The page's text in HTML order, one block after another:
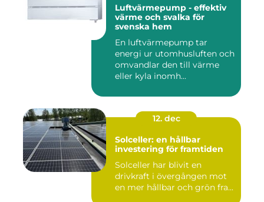
Luftvärmepump - effektiv
värme och svalka för
svenska hem
En luftvärmepump tar
energi ur utomhusluften och
omvandlar den till värme
eller kyla inomh...
12. dec
Solceller: en hållbar
investering för framtiden
Solceller har blivit en
drivkraft i övergången mot
en mer hållbar och grön fra...